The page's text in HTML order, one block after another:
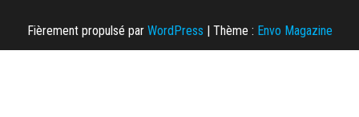
Fièrement propulsé par WordPress | Thème : Envo Magazine